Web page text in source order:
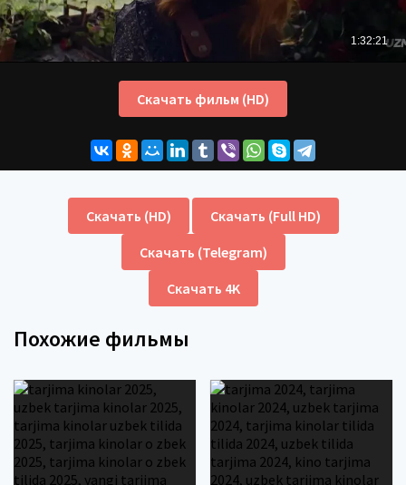
Скачать фильм (HD)
Скачать (HD)
Скачать (Full HD)
Скачать (Telegram)
Скачать 4K
Похожие фильмы